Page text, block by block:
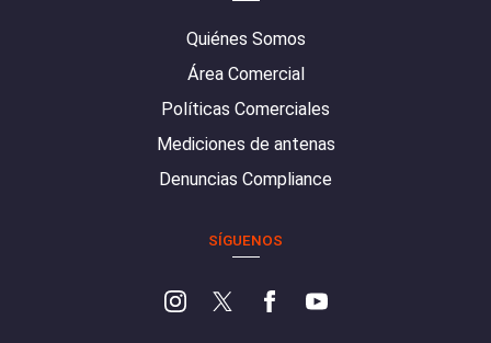
Quiénes Somos
Área Comercial
Políticas Comerciales
Mediciones de antenas
Denuncias Compliance
SÍGUENOS